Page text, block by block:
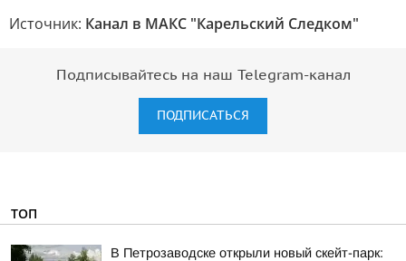
Источник: Канал в МАКС "Карельский Следком"
Подписывайтесь на наш Telegram-канал
ПОДПИСАТЬСЯ
ТОП
В Петрозаводске открыли новый скейт-парк: